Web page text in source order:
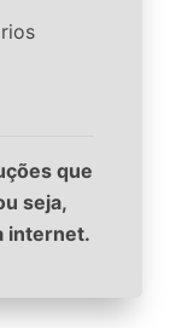
que
seja,
internet.